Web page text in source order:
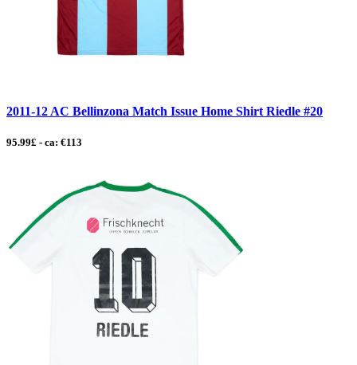
2011-12 AC Bellinzona Match Issue Home Shirt Riedle #20
95.99£ - ca: €113